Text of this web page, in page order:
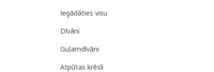
Iegādāties visu
Dīvāni
Guļamdīvāni
Atpūtas krēsli